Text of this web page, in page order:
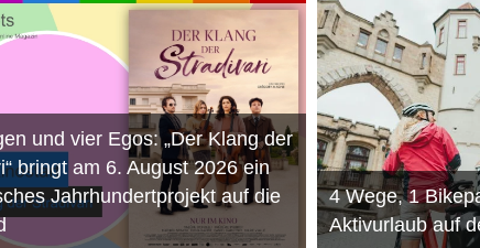
und vier Egos: „Der Klang der
bringt am 6. August 2026 ein
Jahrhundertprojekt auf die
4 Wege, 1
Aktivurlaub auf